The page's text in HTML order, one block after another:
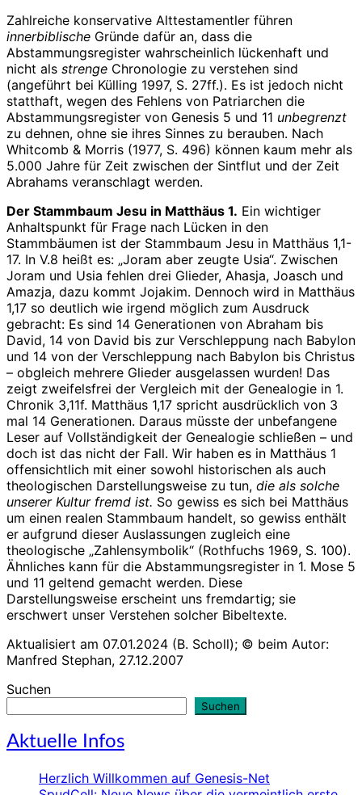
Zahlreiche konservative Alttestamentler führen
innerbiblische Gründe dafür an, dass die
Abstammungsregister wahrscheinlich lückenhaft und
nicht als strenge Chronologie zu verstehen sind
(angeführt bei Külling 1997, S. 27ff.). Es ist jedoch nicht
statthaft, wegen des Fehlens von Patriarchen die
Abstammungsregister von Genesis 5 und 11 unbegrenzt
zu dehnen, ohne sie ihres Sinnes zu berauben. Nach
Whitcomb & Morris (1977, S. 496) können kaum mehr als
5.000 Jahre für Zeit zwischen der Sintflut und der Zeit
Abrahams veranschlagt werden.
Der Stammbaum Jesu in Matthäus 1. Ein wichtiger
Anhaltspunkt für Frage nach Lücken in den
Stammbäumen ist der Stammbaum Jesu in Matthäus 1,1-
17. In V.8 heißt es: „Joram aber zeugte Usia“. Zwischen
Joram und Usia fehlen drei Glieder, Ahasja, Joasch und
Amazja, dazu kommt Jojakim. Dennoch wird in Matthäus
1,17 so deutlich wie irgend möglich zum Ausdruck
gebracht: Es sind 14 Generationen von Abraham bis
David, 14 von David bis zur Verschleppung nach Babylon
und 14 von der Verschleppung nach Babylon bis Christus
– obgleich mehrere Glieder ausgelassen wurden! Das
zeigt zweifelsfrei der Vergleich mit der Genealogie in 1.
Chronik 3,11f. Matthäus 1,17 spricht ausdrücklich von 3
mal 14 Generationen. Daraus müsste der unbefangene
Leser auf Vollständigkeit der Genealogie schließen – und
doch ist das nicht der Fall. Wir haben es in Matthäus 1
offensichtlich mit einer sowohl historischen als auch
theologischen Darstellungsweise zu tun, die als solche
unserer Kultur fremd ist. So gewiss es sich bei Matthäus
um einen realen Stammbaum handelt, so gewiss enthält
er aufgrund dieser Auslassungen zugleich eine
theologische „Zahlensymbolik“ (Rothfuchs 1969, S. 100).
Ähnliches kann für die Abstammungsregister in 1. Mose 5
und 11 geltend gemacht werden. Diese
Darstellungsweise erscheint uns fremdartig; sie
erschwert unser Verstehen solcher Bibeltexte.
Aktualisiert am 07.01.2024 (B. Scholl); © beim Autor:
Manfred Stephan, 27.12.2007
Suchen
Suchen
Aktuelle Infos
Herzlich Willkommen auf Genesis-Net